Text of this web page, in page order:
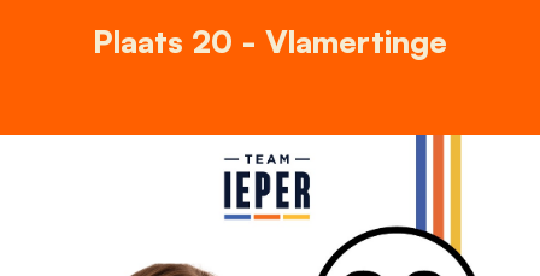
Plaats 20 - Vlamertinge